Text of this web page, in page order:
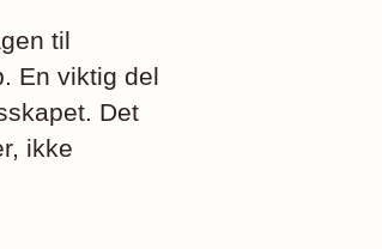
til
En viktig del
Det
ikke